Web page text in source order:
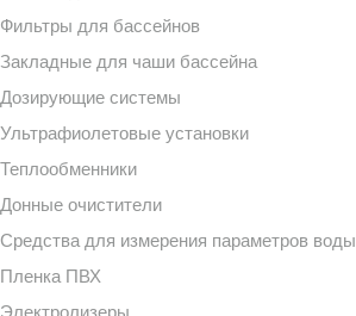
Фильтры для бассейнов
Закладные для чаши бассейна
Дозирующие системы
Ультрафиолетовые установки
Теплообменники
Донные очистители
Средства для измерения параметров воды
Пленка ПВХ
Электролизеры